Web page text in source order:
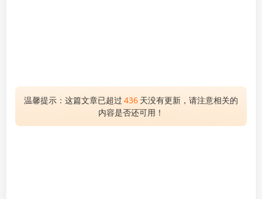
温馨提示：这篇文章已超过 436 天没有更新，请注意相关的
内容是否还可用！